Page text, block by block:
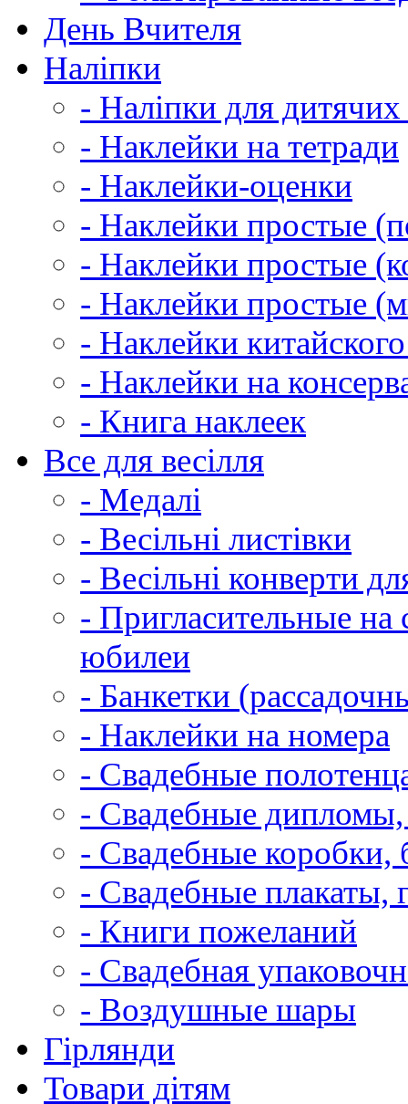
День Вчителя
Наліпки
- Наліпки для
- Наклейки на тетради
- Наклейки-оценки
- Наклейки простые
- Наклейки простые
- Наклейки простые
- Наклейки
- Наклейки на
- Книга наклеек
Все для весілля
- Медалі
- Весільні листівки
- Весільні конверти
- Пригласительные на
юбилеи
- Банкетки
- Наклейки на номера
- Свадебные
- Свадебные
- Свадебные коробки,
- Свадебные плакаты,
- Книги пожеланий
- Свадебная
- Воздушные шары
Гірлянди
Товари дітям